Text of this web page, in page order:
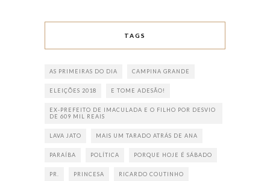
TAGS
AS PRIMEIRAS DO DIA CAMPINA GRANDE
ELEIÇÕES 2018 E TOME ADESÃO!
EX-PREFEITO DE IMACULADA E O FILHO POR DESVIO
DE 609 MIL REAIS
LAVA JATO MAIS UM TARADO ATRÁS DE ANA
PARAÍBA POLÍTICA PORQUE HOJE É SÁBADO
PR. PRINCESA RICARDO COUTINHO